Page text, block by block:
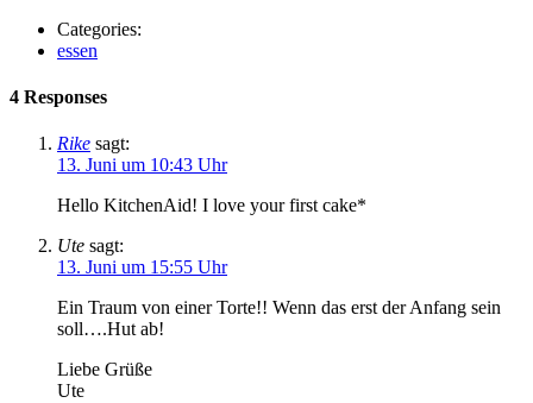
Categories:
essen
4 Responses
Rike sagt:
13. Juni um 10:43 Uhr
Hello KitchenAid! I love your first cake*
Ute sagt:
13. Juni um 15:55 Uhr
Ein Traum von einer Torte!! Wenn das erst der Anfang sein
soll….Hut ab!
Liebe Grüße
Ute